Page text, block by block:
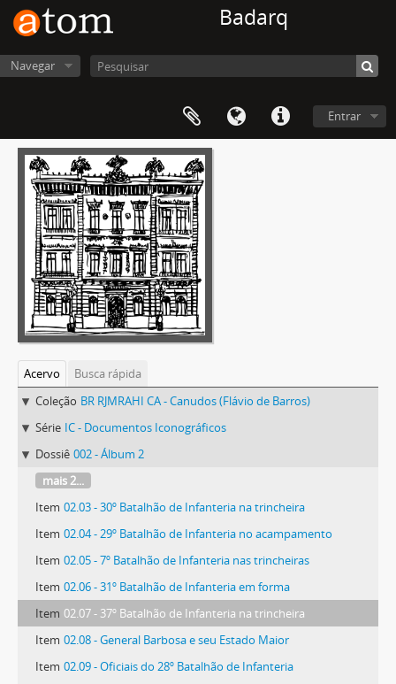
Badarq
Navegar
Entrar
Acervo
Busca rápida
Coleção BR RJMRAHI CA - Canudos (Flávio de Barros)
Série IC - Documentos Iconográficos
Dossiê 002 - Álbum 2
mais 2...
Item 02.03 - 30º Batalhão de Infanteria na trincheira
Item 02.04 - 29º Batalhão de Infanteria no acampamento
Item 02.05 - 7º Batalhão de Infanteria nas trincheiras
Item 02.06 - 31º Batalhão de Infanteria em forma
Item 02.07 - 37º Batalhão de Infanteria na trincheira
Item 02.08 - General Barbosa e seu Estado Maior
Item 02.09 - Oficiais do 28º Batalhão de Infanteria